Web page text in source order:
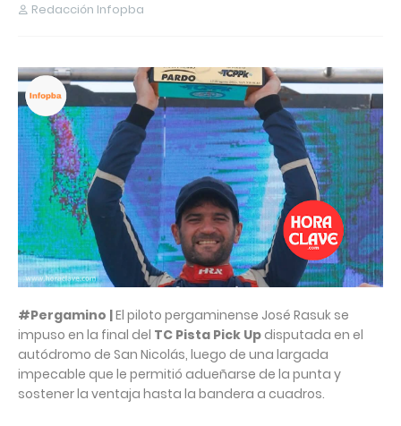
Redacción Infopba
#Pergamino |El piloto pergaminense José Rasuk se
impuso en la final del TC Pista Pick Updisputada en el
autódromo de San Nicolás, luego de una largada
impecable que le permitió adueñarse de la punta y
sostener la ventaja hasta la bandera a cuadros.